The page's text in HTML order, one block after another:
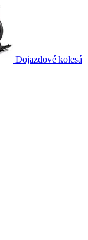
Dojazdové kolesá